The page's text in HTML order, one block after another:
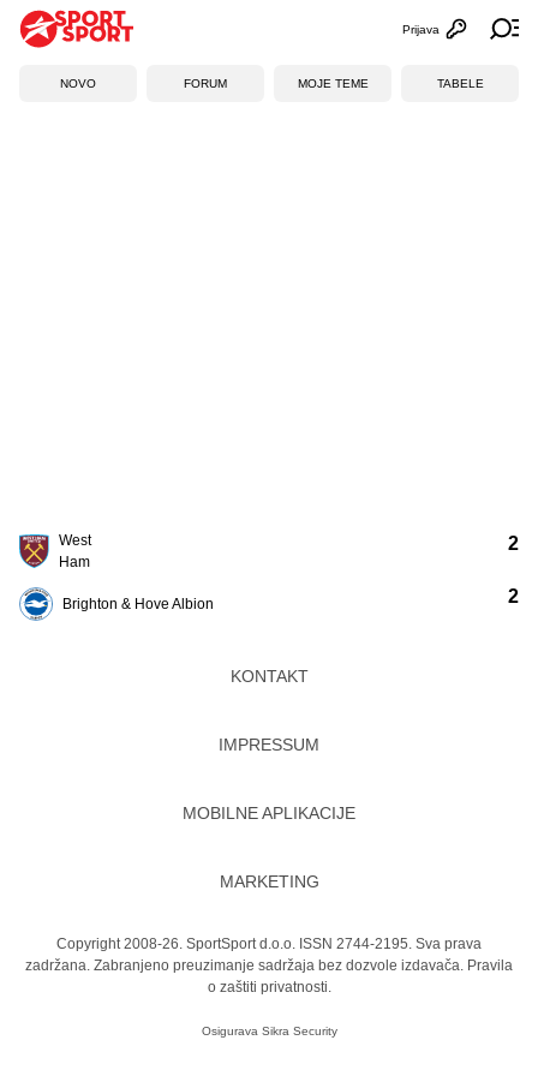
Otvori
Prijava
NOVO FORUM MOJE TEME TABELE
West
Ham
Brighton & Hove Albion
2
2
KONTAKT
IMPRESSUM
MOBILNE APLIKACIJE
MARKETING
Copyright 2008-26. SportSport d.o.o. ISSN 2744-2195. Sva prava
zadržana. Zabranjeno preuzimanje sadržaja bez dozvole izdavača. Pravila
o zaštiti privatnosti.
Osigurava Sikra Security